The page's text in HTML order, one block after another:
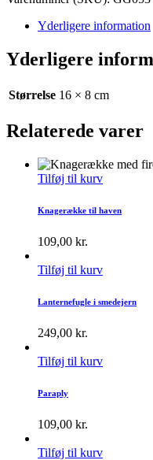
Yderligere information
Yderligere
Størrelse 16 × 8 cm
Relaterede varer
Tilføj til kurv
Knagerække til haven
109,00 kr.
Tilføj til kurv
Lanternefugle i smedejern
249,00 kr.
Tilføj til kurv
Paraply
109,00 kr.
Tilføj til kurv